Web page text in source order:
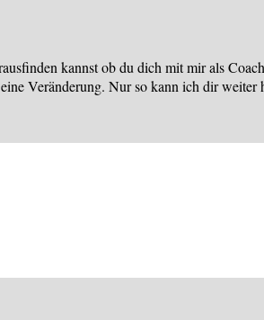
kannst ob du dich mit mir als
Veränderung. Nur so kann ich dir weiter